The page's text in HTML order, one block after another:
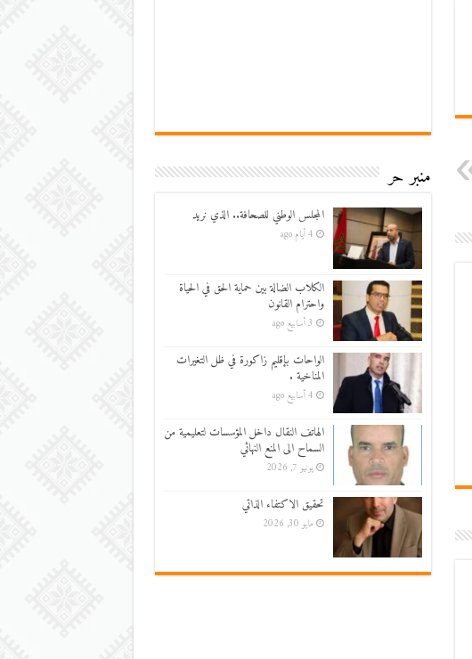
منبر حر
المجلس الوطني للصحافة.. الذي نريد
4 أيام ago
الكلاب الضالة بين حماية الحق في الحياة
واحترام القانون
3 أسابيع ago
الواحات بإقليم زاكورة في ظل التغيرات
المناخية .
4 أسابيع ago
الهاتف النقال داخل المؤسسات لتعليمية من
السماح الى المنع النهائي
يونيو 7, 2026
تحقيق الاكتفاء الذاتي
مايو 30, 2026